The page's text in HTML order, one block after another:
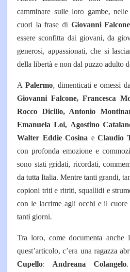
camminare sulle loro gambe,
cuori la frase di Giovanni Falcone
essere sconfitta dai giovani, da
generosi, appassionati, che si
della libertà e non dal puzzo adulto
A Palermo, dimenticati e omessi
Giovanni Falcone, Francesca
Rocco Dicillo, Antonio
Emanuela Loi, Agostino
Walter Eddie Cosina e Claudio
con profonda emozione e
sono stati gridati, ricordati,
da tutta Italia. Mentre tanti grandi,
copioni triti e ritriti, squallidi e
con le lacrime agli occhi e il cuore
tanti giorni.
Tra loro, come documenta
quest’articolo, c’era una ragazza
Cupello: Andreana Colangelo